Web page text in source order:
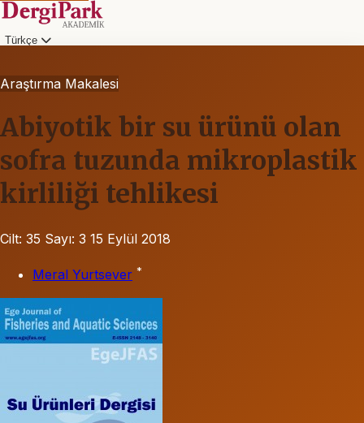
Türkçe
Araştırma Makalesi
Abiyotik bir su ürünü olan
sofra tuzunda mikroplastik
kirliliği tehlikesi
Cilt: 35 Sayı: 3 15 Eylül 2018
Meral Yurtsever *